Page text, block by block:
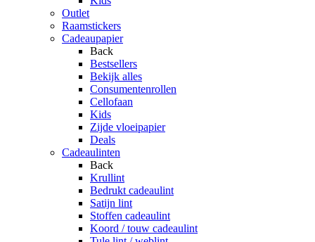
Outlet
Raamstickers
Cadeaupapier
Back
Bestsellers
Bekijk alles
Consumentenrollen
Cellofaan
Kids
Zijde vloeipapier
Deals
Cadeaulinten
Back
Krullint
Bedrukt cadeaulint
Satijn lint
Stoffen cadeaulint
Koord / touw cadeaulint